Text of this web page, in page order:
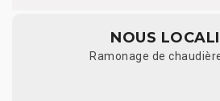
NOUS
Ramonage de